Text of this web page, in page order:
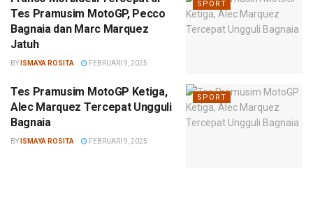
SPORT
Tes Pramusim MotoGP, Pecco
Bagnaia dan Marc Marquez
Jatuh
BY ISMAYA ROSITA FEBRUARI 9, 2025
SPORT
Tes Pramusim MotoGP Ketiga,
Alec Marquez Tercepat Ungguli
Bagnaia
BY ISMAYA ROSITA FEBRUARI 9, 2025